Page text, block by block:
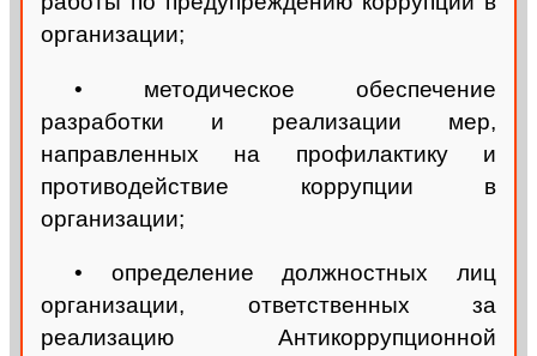
организации;
• методическое обеспечение
разработки и реализации мер,
направленных на профилактику и
противодействие коррупции в
организации;
• определение должностных лиц
организации, ответственных за
реализацию Антикоррупционной